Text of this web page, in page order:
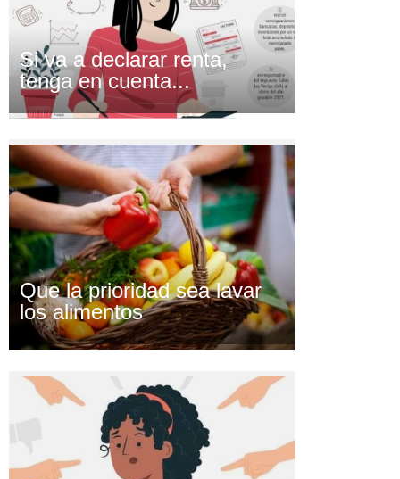
Si va a declarar renta,
tenga en cuenta...
Que la prioridad sea lavar
los alimentos